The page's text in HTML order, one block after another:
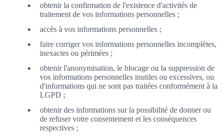
obtenir la confirmation de l'existence d'activités de
traitement de vos informations personnelles ;
accès à vos informations personnelles ;
faire corriger vos informations personnelles incomplètes,
inexactes ou périmées ;
obtenir l'anonymisation, le blocage ou la suppression de
vos informations personnelles inutiles ou excessives, ou
d'informations qui ne sont pas traitées conformément à la
LGPD ;
obtenir des informations sur la possibilité de donner ou
de refuser votre consentement et les conséquences
respectives ;